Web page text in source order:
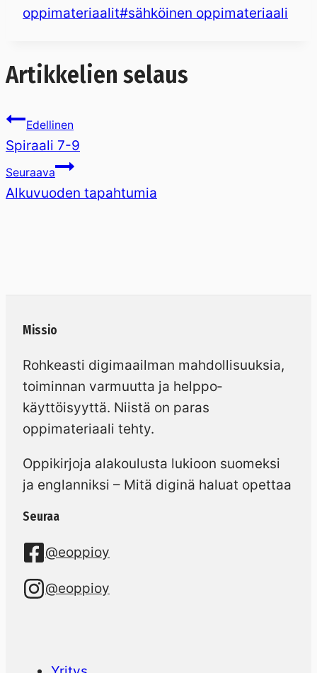
oppimateriaalit#sähköinen oppimateriaali
Artikkelien selaus
Edellinen
Spiraali 7-9
Seuraava
Alkuvuoden tapahtumia
Missio
Rohkeasti digimaailman mahdollisuuksia,
toiminnan varmuutta ja helppo­
käyttöisyyttä. Niistä on paras
oppimateriaali tehty.
Oppikirjoja alakoulusta lukioon suomeksi
ja englanniksi – Mitä diginä haluat opettaa
Seuraa
@eoppioy
@eoppioy